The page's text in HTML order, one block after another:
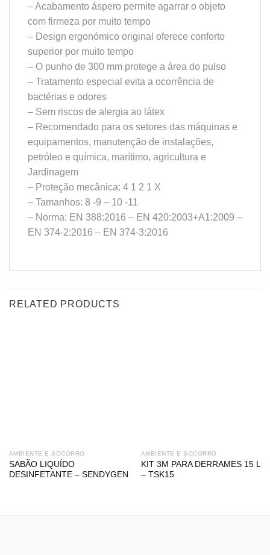
– Acabamento áspero permite agarrar o objeto
com firmeza por muito tempo
– Design ergonómico original oferece conforto
superior por muito tempo
– O punho de 300 mm protege a área do pulso
– Tratamento especial evita a ocorrência de
bactérias e odores
– Sem riscos de alergia ao látex
– Recomendado para os setores das máquinas e
equipamentos, manutenção de instalações,
petróleo e química, marítimo, agricultura e
Jardinagem
– Proteção mecânica: 4 1 2 1 X
– Tamanhos: 8 -9 – 10 -11
– Norma: EN 388:2016 – EN 420:2003+A1:2009 –
EN 374-2:2016 – EN 374-3:2016
RELATED PRODUCTS
AMBIENTE E SOCORRO
SABÃO LIQUÍDO
DESINFETANTE – SENDYGEN
AMBIENTE E SOCORRO
KIT 3M PARA DERRAMES 15 L
– TSK15